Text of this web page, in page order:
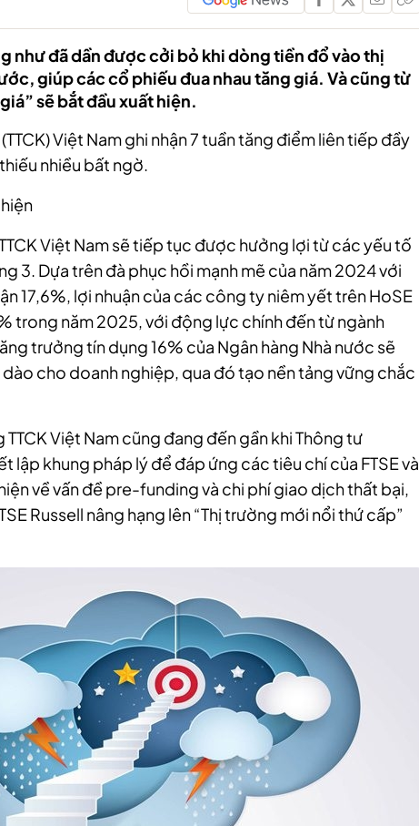
như đã dần được cởi bỏ khi dòng tiền đổ vào thị
giúp các cổ phiếu đua nhau tăng giá. Và cũng từ
sẽ bắt đầu xuất hiện.
Việt Nam ghi nhận 7 tuần tăng điểm liên tiếp đầy
nhiều bất ngờ.
Việt Nam sẽ tiếp tục được hưởng lợi từ các yếu tố
3. Dựa trên đà phục hồi mạnh mẽ của năm 2024 với
17,6%, lợi nhuận của các công ty niêm yết trên HoSE
trong năm 2025, với động lực chính đến từ ngành
trưởng tín dụng 16% của Ngân hàng Nhà nước sẽ
cho doanh nghiệp, qua đó tạo nền tảng vững chắc
TTCK Việt Nam cũng đang đến gần khi Thông tư
lập khung pháp lý để đáp ứng các tiêu chí của FTSE và
về vấn đề pre-funding và chi phí giao dịch thất bại,
Russell nâng hạng lên “Thị trường mới nổi thứ cấp”